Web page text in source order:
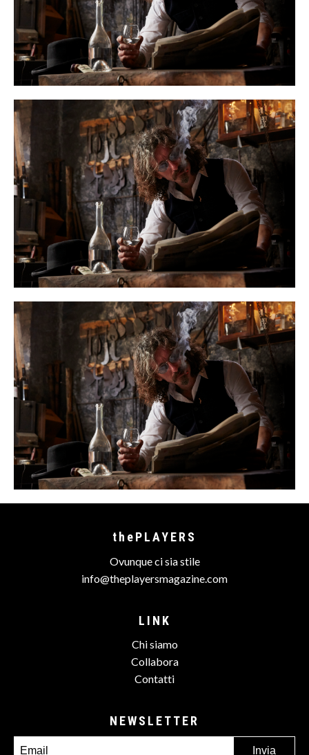
thePLAYERS
Ovunque ci sia stile
info@theplayersmagazine.com
LINK
Chi siamo
Collabora
Contatti
NEWSLETTER